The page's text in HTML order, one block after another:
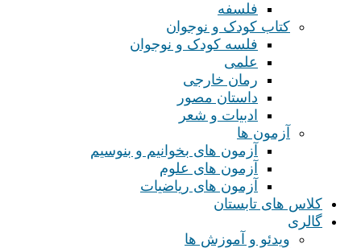
فلسفه
کتاب کودک و نوجوان
فلسه کودک و نوجوان
علمی
رمان خارجی
داستان مصور
ادبیات و شعر
آزمون ها
آزمون های بخوانیم و بنوسیم
آزمون های علوم
آزمون های ریاضیات
کلاس های تابستان
گالری
ویدئو و آموزش ها